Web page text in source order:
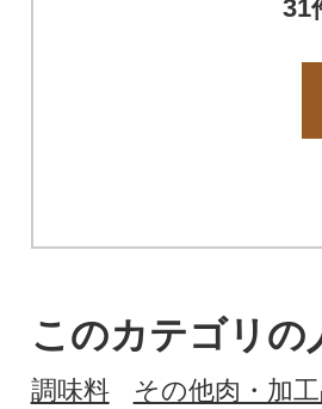
31
このカテゴリの
調味料 その他肉・加